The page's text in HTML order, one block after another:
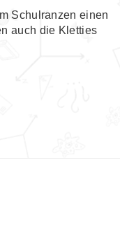
Schulranzen einen
auch die Kletties